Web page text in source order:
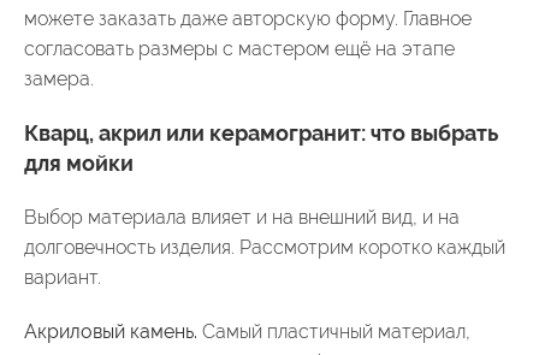
можете заказать даже авторскую форму. Главное
согласовать размеры с мастером ещё на этапе
замера.
Кварц, акрил или керамогранит: что выбрать
для мойки
Выбор материала влияет и на внешний вид, и на
долговечность изделия. Рассмотрим коротко каждый
вариант.
Акриловый камень. Самый пластичный материал,